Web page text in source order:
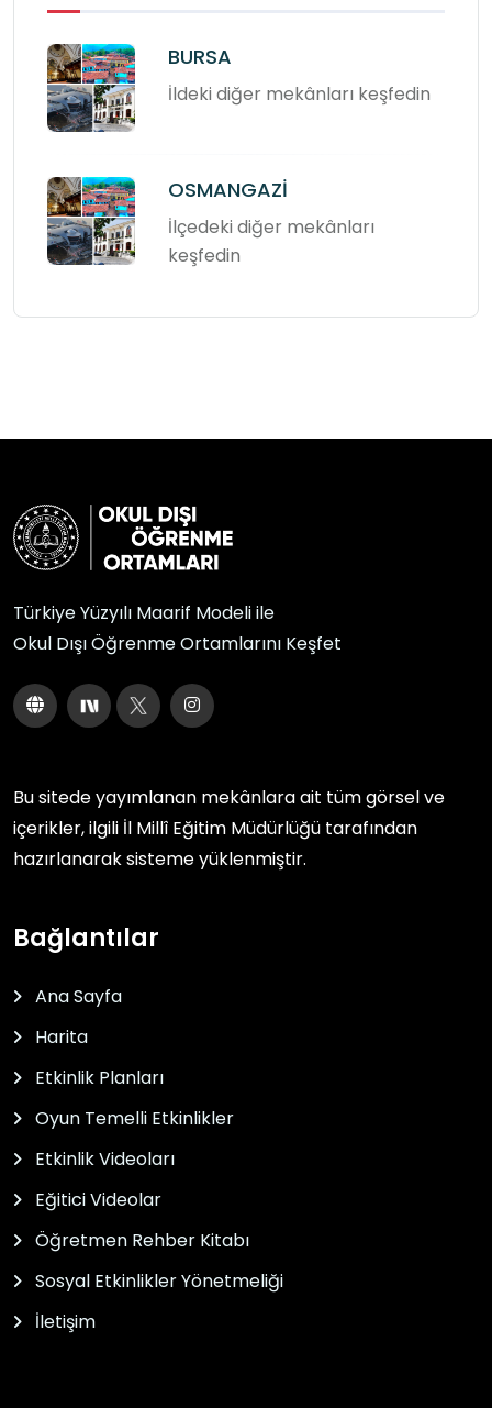
BURSA
İldeki diğer mekânları keşfedin
OSMANGAZİ
İlçedeki diğer mekânları
keşfedin
Türkiye Yüzyılı Maarif Modeli ile
Okul Dışı Öğrenme Ortamlarını Keşfet
Bu sitede yayımlanan mekânlara ait tüm görsel ve
içerikler, ilgili İl Millî Eğitim Müdürlüğü tarafından
hazırlanarak sisteme yüklenmiştir.
Bağlantılar
Ana Sayfa
Harita
Etkinlik Planları
Oyun Temelli Etkinlikler
Etkinlik Videoları
Eğitici Videolar
Öğretmen Rehber Kitabı
Sosyal Etkinlikler Yönetmeliği
İletişim